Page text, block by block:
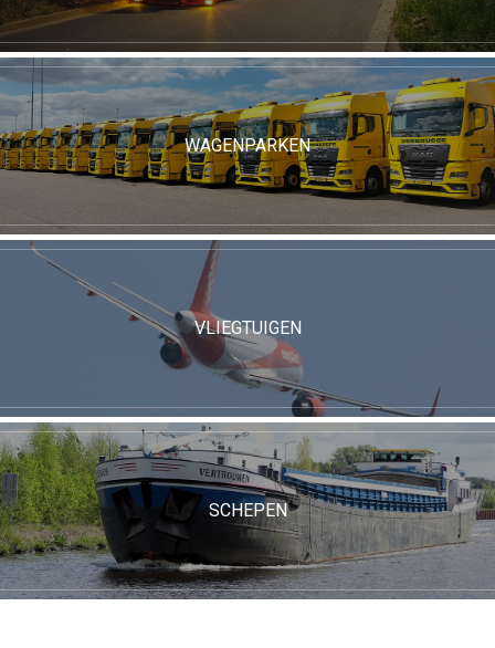
WAGENPARKEN
VLIEGTUIGEN
SCHEPEN